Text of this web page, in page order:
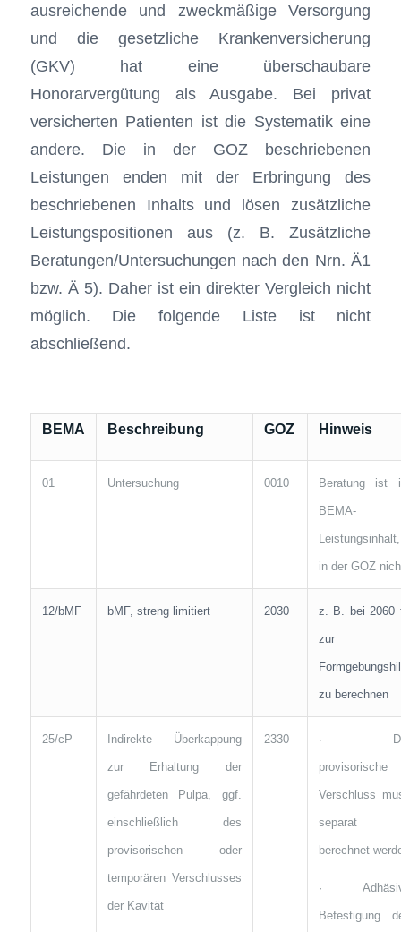
ausreichende und zweckmäßige Versorgung
und die gesetzliche Krankenversicherung
(GKV) hat eine überschaubare
Honorarvergütung als Ausgabe. Bei privat
versicherten Patienten ist die Systematik eine
andere. Die in der GOZ beschriebenen
Leistungen enden mit der Erbringung des
beschriebenen Inhalts und lösen zusätzliche
Leistungspositionen aus (z. B. Zusätzliche
Beratungen/Untersuchungen nach den Nrn. Ä1
bzw. Ä 5). Daher ist ein direkter Vergleich nicht
möglich. Die folgende Liste ist nicht
abschließend.
BEMA Beschreibung GOZ Hinweis
01 Untersuchung 0010 Beratung ist
BEMA-
Leistungsinhalt,
in der GOZ
12/bMF bMF, streng limitiert 2030 z. B. bei 2060
zur
zu berechnen
25/cP Indirekte Überkappung
zur Erhaltung der
gefährdeten Pulpa, ggf.
einschließlich des
provisorischen oder
temporären Verschlusses
der Kavität
2330 ·
provisorische
Verschluss
separat
berechnet
·
Befestigung